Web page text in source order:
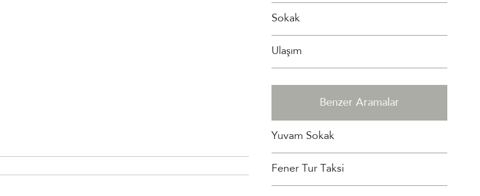
Sokak
Ulaşım
Benzer Aramalar
Yuvam Sokak
Fener Tur Taksi